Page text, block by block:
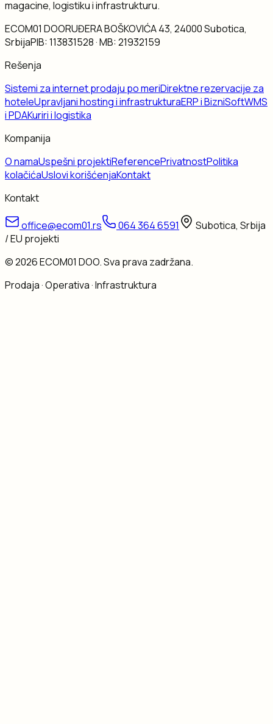
magacine, logistiku i infrastrukturu.
ECOM01 DOORUĐERA BOŠKOVIĆA 43, 24000 Subotica,
SrbijaPIB:113831528· MB:21932159
Rešenja
Sistemi za internet prodaju po meriDirektne rezervacije za
hoteleUpravljani hosting i infrastrukturaERP i BizniSoftWMS
i PDAKuriri i logistika
Kompanija
O namaUspešni projektiReferencePrivatnostPolitika
kolačićaUslovi korišćenjaKontakt
Kontakt
office@ecom01.rs 064 364 6591
Subotica, Srbija
/ EU projekti
©2026ECOM01 DOO. Sva prava zadržana.
Prodaja · Operativa · Infrastruktura